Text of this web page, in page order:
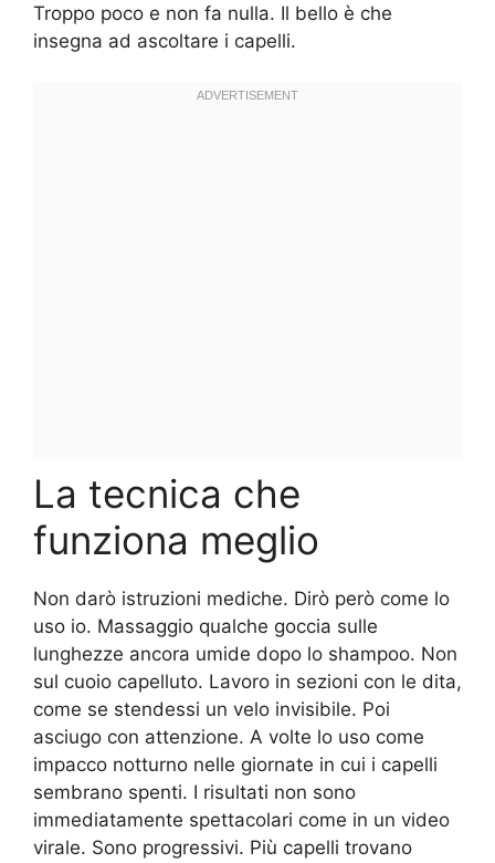
Troppo poco e non fa nulla. Il bello è che
insegna ad ascoltare i capelli.
La tecnica che
funziona meglio
Non darò istruzioni mediche. Dirò però come lo
uso io. Massaggio qualche goccia sulle
lunghezze ancora umide dopo lo shampoo. Non
sul cuoio capelluto. Lavoro in sezioni con le dita,
come se stendessi un velo invisibile. Poi
asciugo con attenzione. A volte lo uso come
impacco notturno nelle giornate in cui i capelli
sembrano spenti. I risultati non sono
immediatamente spettacolari come in un video
virale. Sono progressivi. Più capelli trovano